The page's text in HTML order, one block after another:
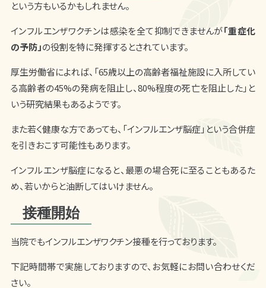
という方もいるかもしれません。
インフルエンザワクチンは感染を全て抑制できませんが「重症化
の予防」の役割を特に発揮するとされています。
厚生労働省によれば、「65歳以上の高齢者福祉施設に入所してい
る高齢者の45%の発病を阻止し、80%程度の死亡を阻止した」と
いう研究結果もあるようです。
また若く健康な方であっても、「インフルエンザ脳症」という合併症
を引きおこす可能性もあります。
インフルエンザ脳症になると、最悪の場合死に至ることもあるた
め、若いからと油断してはいけません。
接種開始
当院でもインフルエンザワクチン接種を行っております。
下記時間帯で実施しておりますので、お気軽にお問い合わせくだ
さい。